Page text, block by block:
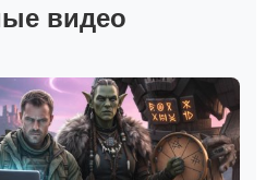
видео